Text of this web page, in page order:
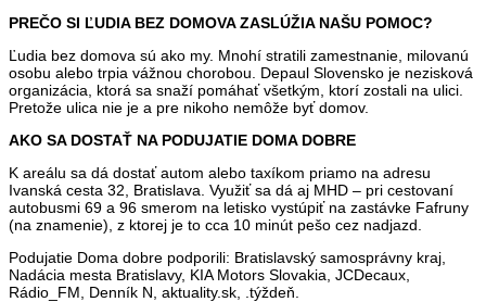
PREČO SI ĽUDIA BEZ DOMOVA ZASLÚŽIA NAŠU POMOC?
Ľudia bez domova sú ako my. Mnohí stratili zamestnanie, milovanú
osobu alebo trpia vážnou chorobou. Depaul Slovensko je nezisková
organizácia, ktorá sa snaží pomáhať všetkým, ktorí zostali na ulici.
Pretože ulica nie je a pre nikoho nemôže byť domov.
AKO SA DOSTAŤ NA PODUJATIE DOMA DOBRE
K areálu sa dá dostať autom alebo taxíkom priamo na adresu
Ivanská cesta 32, Bratislava. Využiť sa dá aj MHD – pri cestovaní
autobusmi 69 a 96 smerom na letisko vystúpiť na zastávke Fafruny
(na znamenie), z ktorej je to cca 10 minút pešo cez nadjazd.
Podujatie Doma dobre podporili: Bratislavský samosprávny kraj,
Nadácia mesta Bratislavy, KIA Motors Slovakia, JCDecaux,
Rádio_FM, Denník N, aktuality.sk, .týždeň.